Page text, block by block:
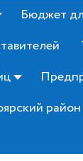
Бюджет
район